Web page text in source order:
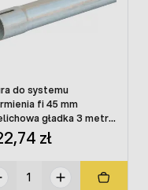
do systemu
fi 45 mm
gładka 3 metry
otworyzł